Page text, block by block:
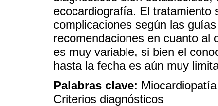
ecocardiografía. El tratamiento
complicaciones según las
recomendaciones en cuanto al
es muy variable, si bien el
hasta la fecha es aún muy
Palabras clave:
Criterios diagnósticos